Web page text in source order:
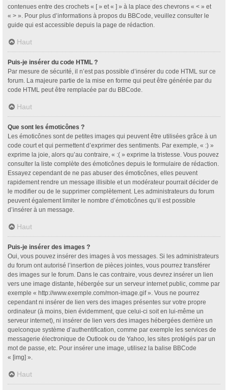
contenues entre des crochets « [ » et « ] » à la place des chevrons « < » et
« > ». Pour plus d’informations à propos du BBCode, veuillez consulter le
guide qui est accessible depuis la page de rédaction.
Haut
Puis-je insérer du code HTML ?
Par mesure de sécurité, il n’est pas possible d’insérer du code HTML sur ce
forum. La majeure partie de la mise en forme qui peut être générée par du
code HTML peut être remplacée par du BBCode.
Haut
Que sont les émoticônes ?
Les émoticônes sont de petites images qui peuvent être utilisées grâce à un
code court et qui permettent d’exprimer des sentiments. Par exemple, « :) »
exprime la joie, alors qu’au contraire, « :( » exprime la tristesse. Vous pouvez
consulter la liste complète des émoticônes depuis le formulaire de rédaction.
Essayez cependant de ne pas abuser des émoticônes, elles peuvent
rapidement rendre un message illisible et un modérateur pourrait décider de
le modifier ou de le supprimer complètement. Les administrateurs du forum
peuvent également limiter le nombre d’émoticônes qu’il est possible
d’insérer à un message.
Haut
Puis-je insérer des images ?
Oui, vous pouvez insérer des images à vos messages. Si les administrateurs
du forum ont autorisé l’insertion de pièces jointes, vous pourrez transférer
des images sur le forum. Dans le cas contraire, vous devrez insérer un lien
vers une image distante, hébergée sur un serveur internet public, comme par
exemple « http://www.exemple.com/mon-image.gif ». Vous ne pourrez
cependant ni insérer de lien vers des images présentes sur votre propre
ordinateur (à moins, bien évidemment, que celui-ci soit en lui-même un
serveur internet), ni insérer de lien vers des images hébergées derrière un
quelconque système d’authentification, comme par exemple les services de
messagerie électronique de Outlook ou de Yahoo, les sites protégés par un
mot de passe, etc. Pour insérer une image, utilisez la balise BBCode
« [img] ».
Haut